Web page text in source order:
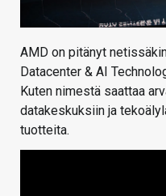
AMD on pitänyt
Datacenter & AI
Kuten nimestä saattaa
datakeskuksiin ja
tuotteita.